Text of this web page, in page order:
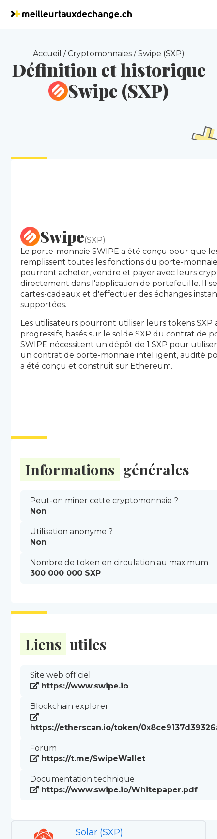
Accueil /Cryptomonnaies/Swipe (SXP)
Définition et historique
Swipe (SXP)
Swipe(SXP)
Le porte-monnaie SWIPE a été conçu pour que
remplissent toutes les fonctions du porte-
pourront acheter, vendre et payer avec leurs
directement dans l'application de portefeuille. Il
cartes-cadeaux et d'effectuer des échanges
supportées.
Les utilisateurs pourront utiliser leurs tokens SXP
progressifs, basés sur le solde SXP du contrat de
SWIPE nécessitent un dépôt de 1 SXP pour
un contrat de porte-monnaie intelligent, audité
a été conçu et construit sur Ethereum.
Informations générales
Peut-on miner cette cryptomonnaie ?
Non
Utilisation anonyme ?
Non
Nombre de token en circulation au maximum
300 000 000 SXP
Liens utiles
Site web officiel
https://www.swipe.io
Blockchain explorer
https://etherscan.io/token/
Forum
https://t.me/SwipeWallet
Documentation technique
https://www.swipe.io/Whitepaper.pdf
Solar (SXP)